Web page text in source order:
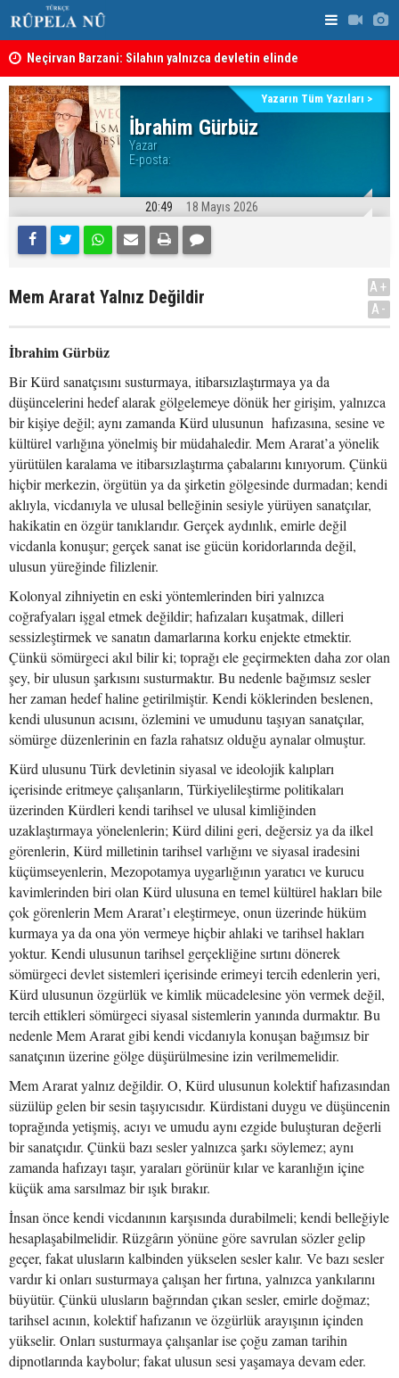
Neçirvan Barzani: Silahın yalnızca devletin elinde
toplanması kararı uygulanmalı
İbrahim Gürbüz
Yazar
E-posta:
Yazarın Tüm Yazıları >
20:49 18 Mayıs 2026
Mem Ararat Yalnız Değildir
A+
A-
İbrahim Gürbüz
Bir Kürd sanatçısını susturmaya, itibarsızlaştırmaya ya da
düşüncelerini hedef alarak gölgelemeye dönük her girişim, yalnızca
bir kişiye değil; aynı zamanda Kürd ulusunun hafızasına, sesine ve
kültürel varlığına yönelmiş bir müdahaledir. Mem Ararat’a yönelik
yürütülen karalama ve itibarsızlaştırma çabalarını kınıyorum. Çünkü
hiçbir merkezin, örgütün ya da şirketin gölgesinde durmadan; kendi
aklıyla, vicdanıyla ve ulusal belleğinin sesiyle yürüyen sanatçılar,
hakikatin en özgür tanıklarıdır. Gerçek aydınlık, emirle değil
vicdanla konuşur; gerçek sanat ise gücün koridorlarında değil,
ulusun yüreğinde filizlenir.
Kolonyal zihniyetin en eski yöntemlerinden biri yalnızca
coğrafyaları işgal etmek değildir; hafızaları kuşatmak, dilleri
sessizleştirmek ve sanatın damarlarına korku enjekte etmektir.
Çünkü sömürgeci akıl bilir ki; toprağı ele geçirmekten daha zor olan
şey, bir ulusun şarkısını susturmaktır. Bu nedenle bağımsız sesler
her zaman hedef haline getirilmiştir. Kendi köklerinden beslenen,
kendi ulusunun acısını, özlemini ve umudunu taşıyan sanatçılar,
sömürge düzenlerinin en fazla rahatsız olduğu aynalar olmuştur.
Kürd ulusunu Türk devletinin siyasal ve ideolojik kalıpları
içerisinde eritmeye çalışanların, Türkiyelileştirme politikaları
üzerinden Kürdleri kendi tarihsel ve ulusal kimliğinden
uzaklaştırmaya yönelenlerin; Kürd dilini geri, değersiz ya da ilkel
görenlerin, Kürd milletinin tarihsel varlığını ve siyasal iradesini
küçümseyenlerin, Mezopotamya uygarlığının yaratıcı ve kurucu
kavimlerinden biri olan Kürd ulusuna en temel kültürel hakları bile
çok görenlerin Mem Ararat’ı eleştirmeye, onun üzerinde hüküm
kurmaya ya da ona yön vermeye hiçbir ahlaki ve tarihsel hakları
yoktur. Kendi ulusunun tarihsel gerçekliğine sırtını dönerek
sömürgeci devlet sistemleri içerisinde erimeyi tercih edenlerin yeri,
Kürd ulusunun özgürlük ve kimlik mücadelesine yön vermek değil,
tercih ettikleri sömürgeci siyasal sistemlerin yanında durmaktır. Bu
nedenle Mem Ararat gibi kendi vicdanıyla konuşan bağımsız bir
sanatçının üzerine gölge düşürülmesine izin verilmemelidir.
Mem Ararat yalnız değildir. O, Kürd ulusunun kolektif hafızasından
süzülüp gelen bir sesin taşıyıcısıdır. Kürdistani duygu ve düşüncenin
toprağında yetişmiş, acıyı ve umudu aynı ezgide buluşturan değerli
bir sanatçıdır. Çünkü bazı sesler yalnızca şarkı söylemez; aynı
zamanda hafızayı taşır, yaraları görünür kılar ve karanlığın içine
küçük ama sarsılmaz bir ışık bırakır.
İnsan önce kendi vicdanının karşısında durabilmeli; kendi belleğiyle
hesaplaşabilmelidir. Rüzgârın yönüne göre savrulan sözler gelip
geçer, fakat ulusların kalbinden yükselen sesler kalır. Ve bazı sesler
vardır ki onları susturmaya çalışan her fırtına, yalnızca yankılarını
büyütür. Çünkü ulusların bağrından çıkan sesler, emirle doğmaz;
tarihsel acının, kolektif hafızanın ve özgürlük arayışının içinden
yükselir. Onları susturmaya çalışanlar ise çoğu zaman tarihin
dipnotlarında kaybolur; fakat ulusun sesi yaşamaya devam eder.